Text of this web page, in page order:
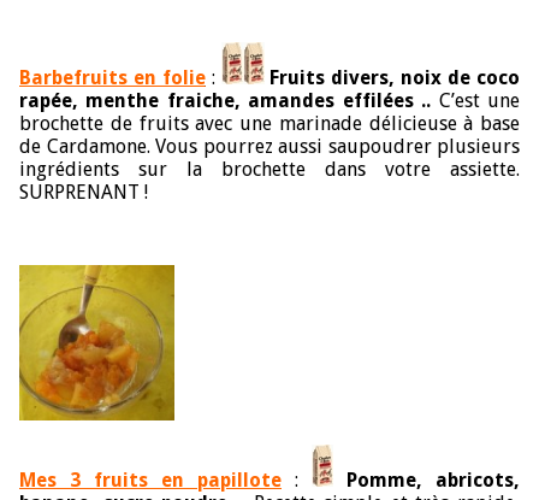
Barbefruits en folie:
Fruits divers, noix de coco
rapée, menthe fraiche, amandes effilées .. C’est une
brochette de fruits avec une marinade délicieuse à base
de Cardamone. Vous pourrez aussi saupoudrer plusieurs
ingrédients sur la brochette dans votre assiette.
SURPRENANT !
Mes 3 fruits en papillote :
Pomme, abricots,